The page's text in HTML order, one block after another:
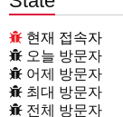
현재 접속자
오늘 방문자
어제 방문자
최대 방문자
전체 방문자